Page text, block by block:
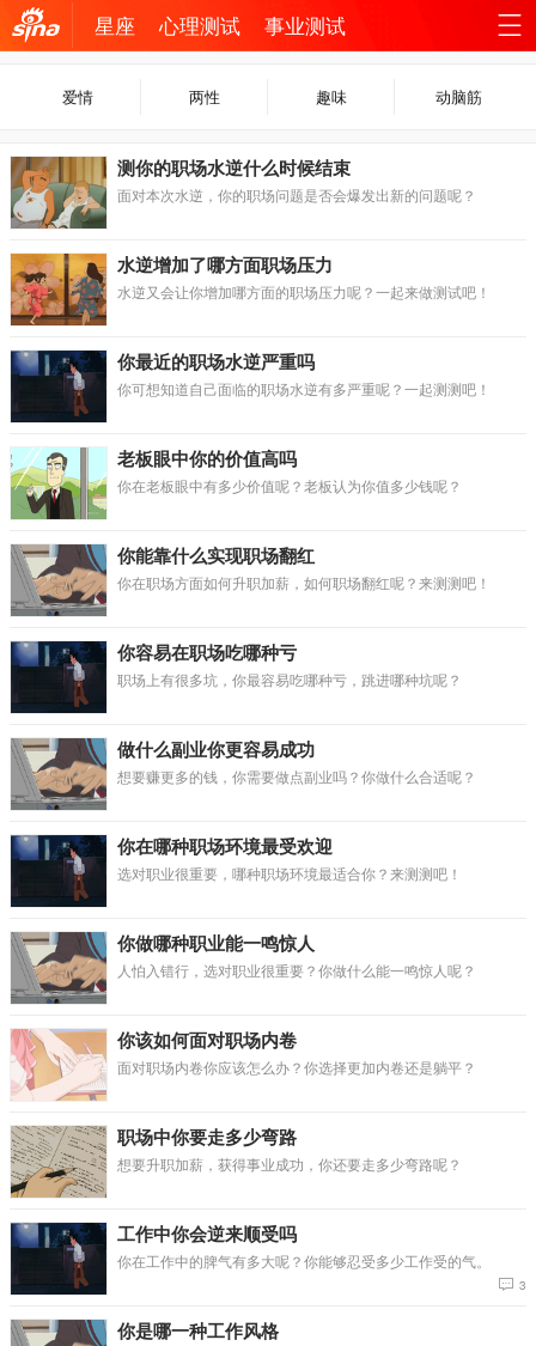
星座 心理测试 事业测试
爱情 两性 趣味 动脑筋
测你的职场水逆什么时候结束
面对本次水逆，你的职场问题是否会爆发出新的问题呢？
水逆增加了哪方面职场压力
水逆又会让你增加哪方面的职场压力呢？一起来做测试吧！
你最近的职场水逆严重吗
你可想知道自己面临的职场水逆有多严重呢？一起测测吧！
老板眼中你的价值高吗
你在老板眼中有多少价值呢？老板认为你值多少钱呢？
你能靠什么实现职场翻红
你在职场方面如何升职加薪，如何职场翻红呢？来测测吧！
你容易在职场吃哪种亏
职场上有很多坑，你最容易吃哪种亏，跳进哪种坑呢？
做什么副业你更容易成功
想要赚更多的钱，你需要做点副业吗？你做什么合适呢？
你在哪种职场环境最受欢迎
选对职业很重要，哪种职场环境最适合你？来测测吧！
你做哪种职业能一鸣惊人
人怕入错行，选对职业很重要？你做什么能一鸣惊人呢？
你该如何面对职场内卷
面对职场内卷你应该怎么办？你选择更加内卷还是躺平？
职场中你要走多少弯路
想要升职加薪，获得事业成功，你还要走多少弯路呢？
工作中你会逆来顺受吗
你在工作中的脾气有多大呢？你能够忍受多少工作受的气。
3
你是哪一种工作风格